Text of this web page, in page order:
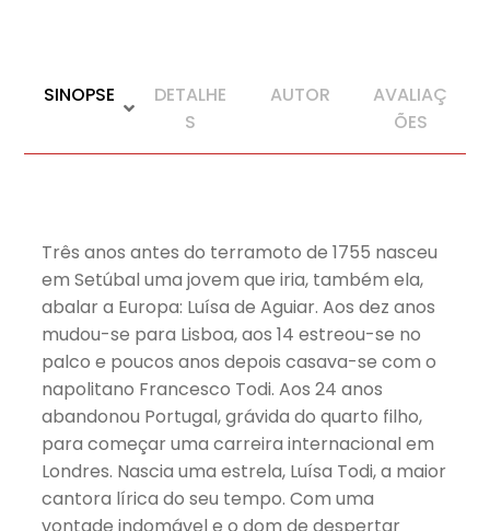
SINOPSE
DETALHE
S
AUTOR
AVALIAÇ
ÕES
Três anos antes do terramoto de 1755 nasceu
em Setúbal uma jovem que iria, também ela,
abalar a Europa: Luísa de Aguiar. Aos dez anos
mudou-se para Lisboa, aos 14 estreou-se no
palco e poucos anos depois casava-se com o
napolitano Francesco Todi. Aos 24 anos
abandonou Portugal, grávida do quarto filho,
para começar uma carreira internacional em
Londres. Nascia uma estrela, Luísa Todi, a maior
cantora lírica do seu tempo. Com uma